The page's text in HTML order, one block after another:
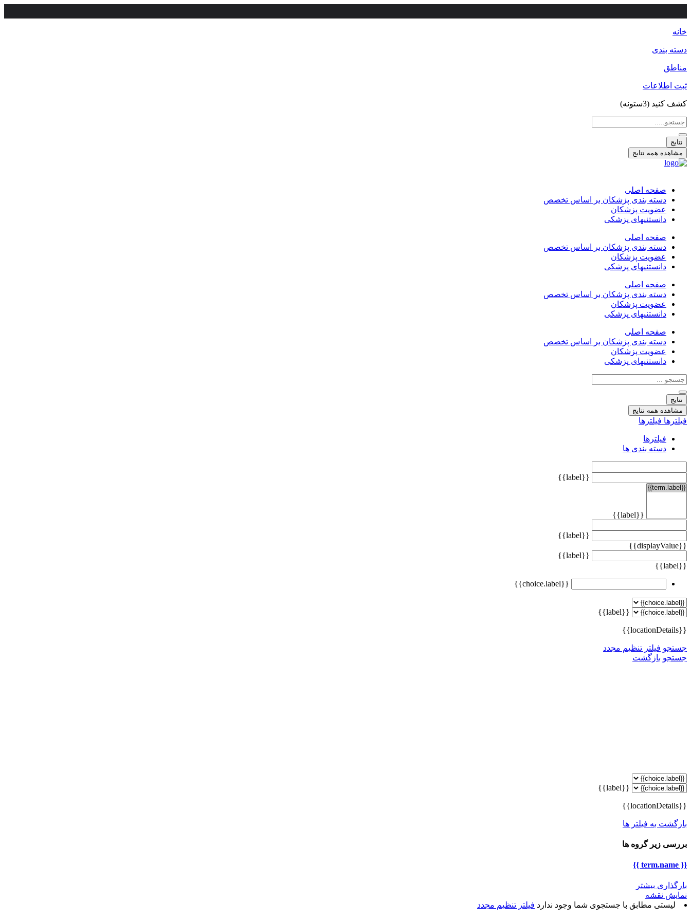
خانه
دسته بندی
مناطق
ثبت اطلاعات
کشف کنید (3ستونه)
جستجو
نتایج
مشاهده همه نتایج
صفحه اصلی
دسته بندی پزشکان بر اساس تخصص
عضویت پزشکان
دانستنیهای پزشکی
صفحه اصلی
دسته بندی پزشکان بر اساس تخصص
عضویت پزشکان
دانستنیهای پزشکی
صفحه اصلی
دسته بندی پزشکان بر اساس تخصص
عضویت پزشکان
دانستنیهای پزشکی
صفحه اصلی
دسته بندی پزشکان بر اساس تخصص
عضویت پزشکان
دانستنیهای پزشکی
جستجو
نتایج
مشاهده همه نتایج
فیلترها فیلترها
فیلترها
دسته بندی ها
{{label}}
{{label}}
{{label}}
{{displayValue}}
{{label}}
{{label}}
{{choice.label}}
{{label}}
{{locationDetails}}
جستجو فیلتر تنظیم مجدد
جستجو بازگشت
{{label}}
{{locationDetails}}
بازگشت به فیلتر ها
بررسی زیر گروه ها
{{ term.name }}
بارگذاری بیشتر
نمایش نقشه
لیستی مطابق با جستجوی شما وجود ندارد فیلتر تنظیم مجدد